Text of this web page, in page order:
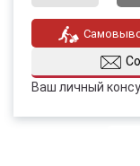
Ваш личный